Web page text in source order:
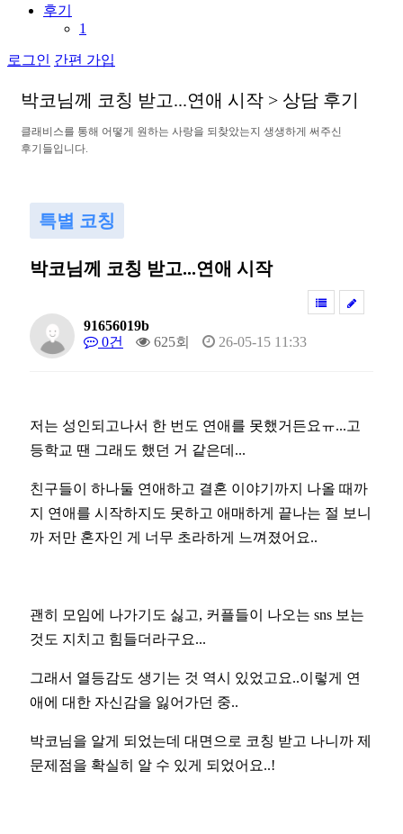
후기
1
로그인 간편 가입
박코 님께 코칭 받고...연애 시 작 > 상담 후기
클래비 스를 통해 어 떻게 원하는 사랑을 되 찾았는지 생생하게 써 주신
후기 들입 니 다.
특별 코칭
박코님께 코칭 받고...연애 시작
91656019b
0건
625회 26-05-15 11:33
저는 성인되고나서 한 번도 연애를 못했거든요ㅠ...고
등학교 땐 그래도 했던 거 같은데...
친구들이 하나둘 연애하고 결혼 이야기까지 나올 때까
지 연애를 시작하지도 못하고 애매하게 끝나는 절 보니
까 저만 혼자인 게 너무 초라하게 느껴졌어요..
괜히 모임에 나가기도 싫고, 커플들이 나오는 sns 보는
것도 지치고 힘들더라구요...
그래서 열등감도 생기는 것 역시 있었고요..이렇게 연
애에 대한 자신감을 잃어가던 중..
박코님을 알게 되었는데 대면으로 코칭 받고 나니까 제
문제점을 확실히 알 수 있게 되었어요..!